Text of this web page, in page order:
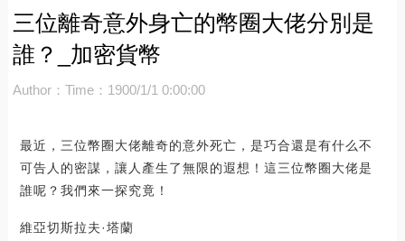
三位離奇意外身亡的幣圈大佬分別是
誰？_加密貨幣
Author： Time：1900/1/1 0:00:00
最近，三位幣圈大佬離奇的意外死亡，是巧合還是有什么不
可告人的密謀，讓人產生了無限的遐想！這三位幣圈大佬是
誰呢？我們來一探究竟！
維亞切斯拉夫·塔蘭